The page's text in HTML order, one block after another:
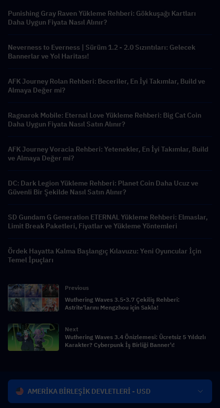
Punishing Gray Raven Yükleme Rehberi: Gökkuşağı Kartları
Daha Uygun Fiyata Nasıl Alınır?
Neverness to Everness | Sürüm 1.2 - 2.0 Sızıntıları: Gelecek
Bannerlar ve Yol Haritası!
AFK Journey Rolan Rehberi: Beceriler, En İyi Takımlar, Build ve
Almaya Değer mi?
Ragnarok Mobile: Eternal Love Yükleme Rehberi: Big Cat Coin
Daha Uygun Fiyata Nasıl Satın Alınır?
AFK Journey Voracia Rehberi: Yetenekler, En İyi Takımlar, Build
ve Almaya Değer mi?
DC: Dark Legion Yükleme Rehberi: Planet Coin Daha Ucuz ve
Güvenli Bir Şekilde Nasıl Satın Alınır?
SD Gundam G Generation ETERNAL Yükleme Rehberi: Elmaslar,
Limit Break Paketleri, Fiyatlar ve Yükleme Yöntemleri
Ördek Hayatta Kalma Başlangıç Kılavuzu: Yeni Oyuncular İçin
Temel İpuçları
Previous
Wuthering Waves 3.5-3.7 Çekiliş Rehberi:
Astrite'larını Mengzhou için Sakla!
Next
Wuthering Waves 3.4 Önizlemesi: Ücretsiz 5 Yıldızlı
Karakter? Cyberpunk İş Birliği Banner'ı!
AMERİKA BİRLEŞİK DEVLETLERİ - USD